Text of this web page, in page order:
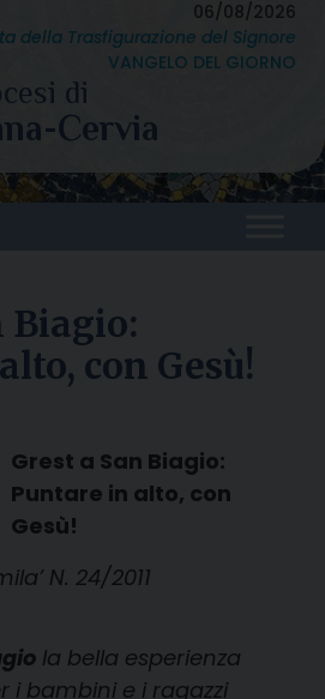
06/08/2026
della Trasfigurazione del Signore
VANGELO DEL GIORNO
Biagio:
con Gesù!
Grest a San Biagio:
Puntare in alto, con
Gesù!
N. 24/2011
la bella esperienza
i bambini e i ragazzi